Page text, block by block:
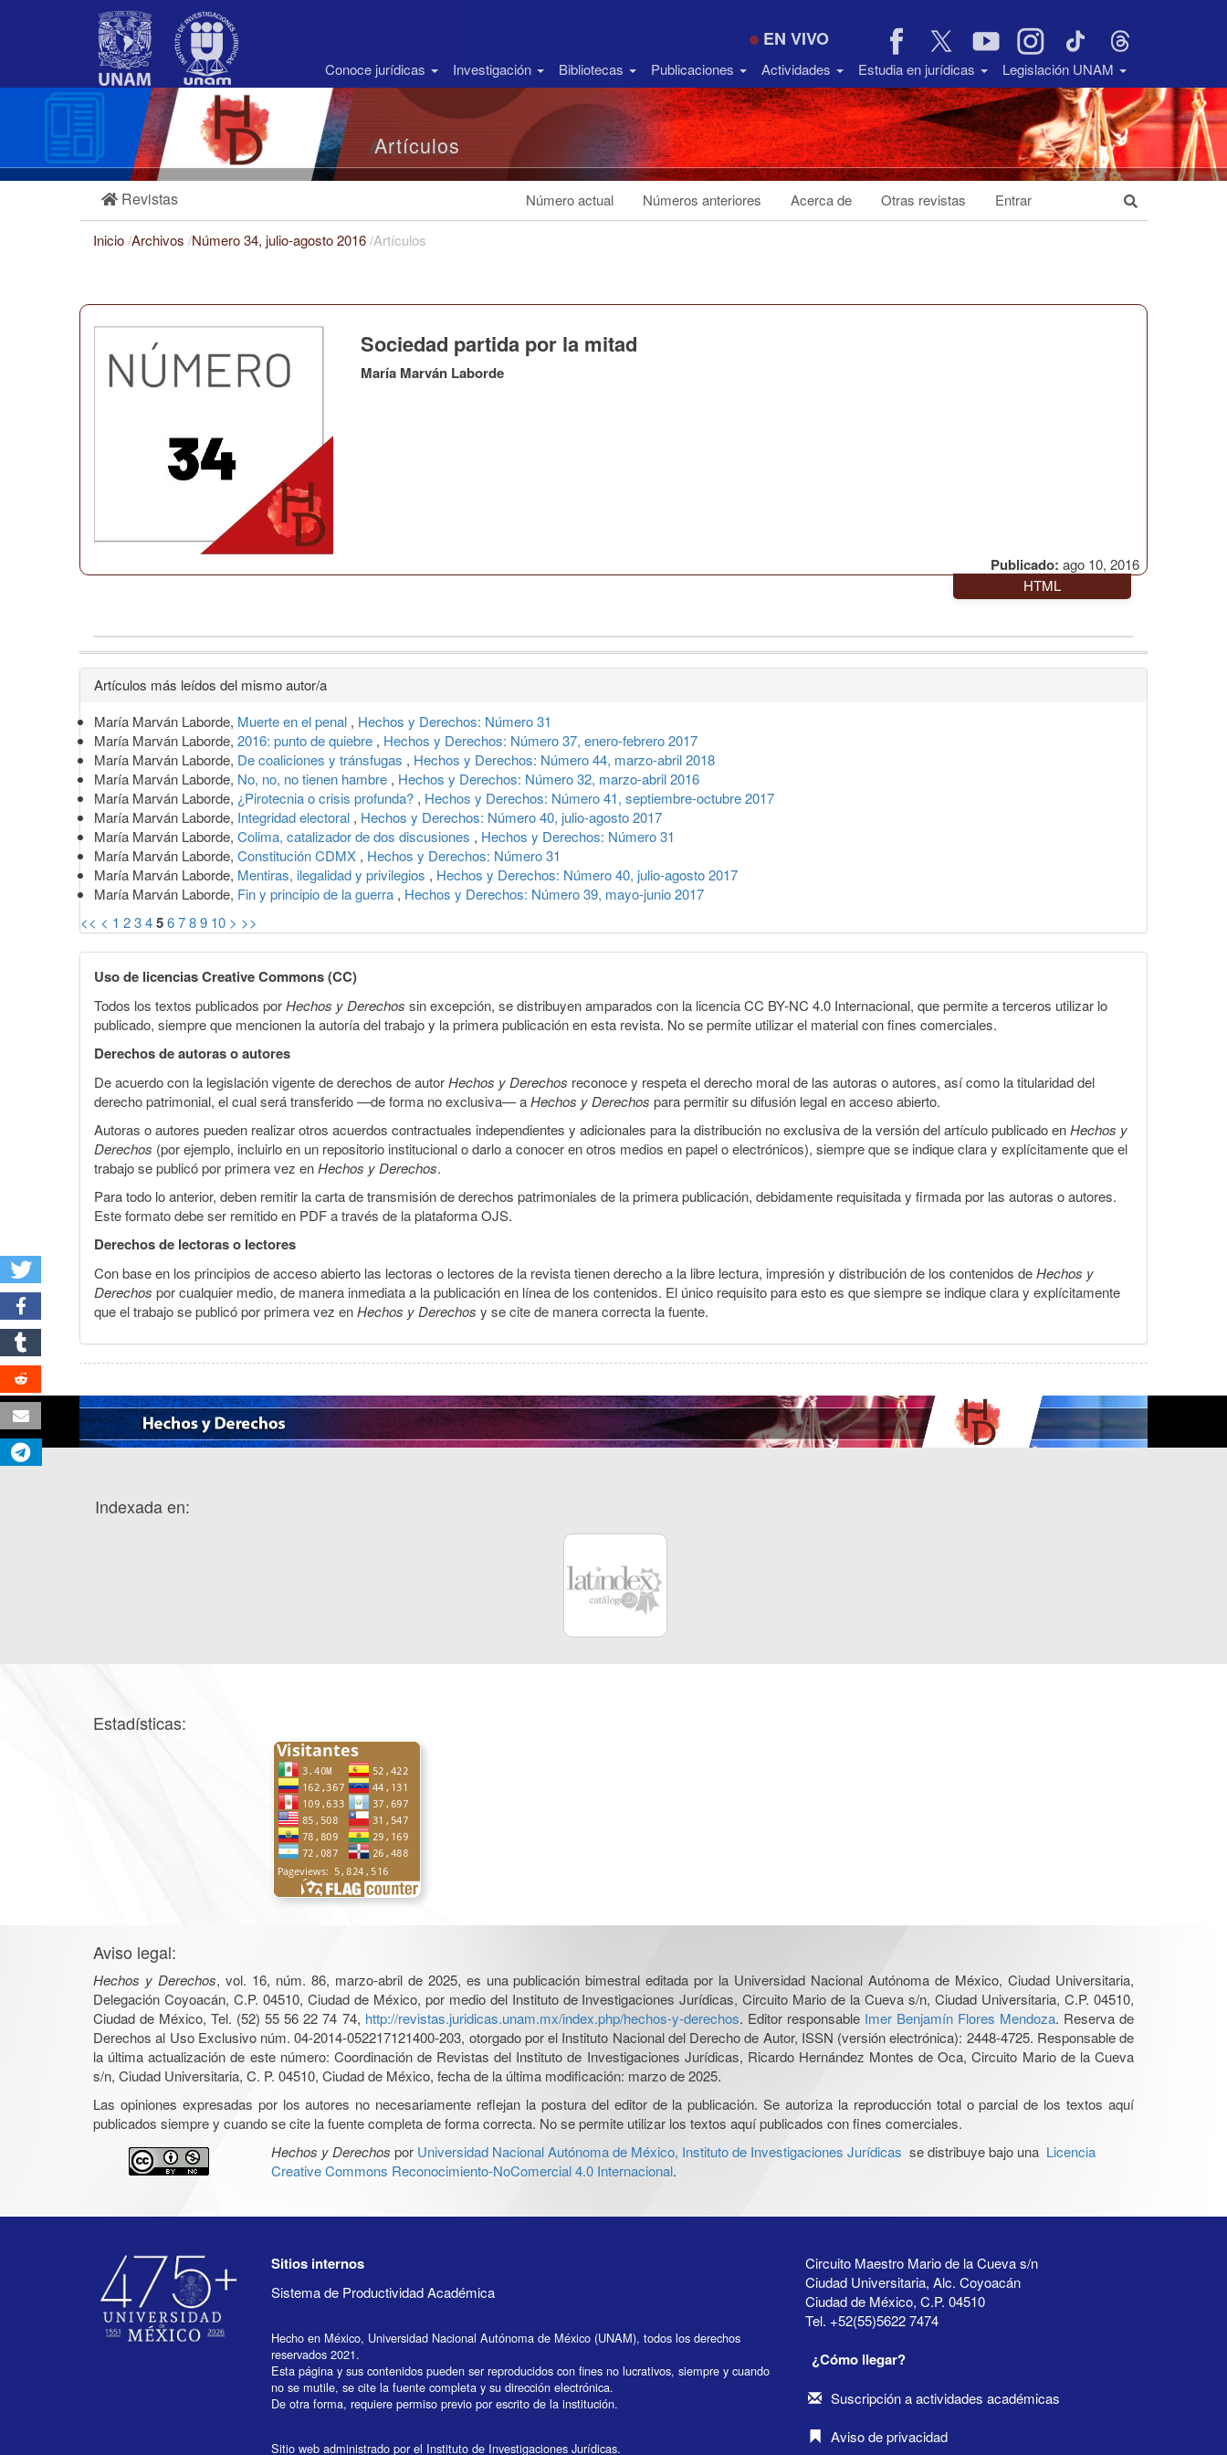
Barra
EN VIVO
Conoce jurídicas Investigación Bibliotecas Publicaciones Actividades Estudia en jurídicas Legislación UNAM
Artículos
Revistas Número actual Números anteriores Acerca de Otras revistas Entrar
Inicio/Archivos /Número 34, julio-agosto 2016/Artículos
Publicado: ago 10, 2016
Sociedad partida por la mitad
María Marván Laborde
HTML
Detalles
del
artículo
Artículos más leídos del mismo autor/a
María Marván Laborde, Muerte en el penal , Hechos y Derechos: Número 31
María Marván Laborde, 2016: punto de quiebre , Hechos y Derechos: Número 37, enero-febrero 2017
María Marván Laborde, De coaliciones y tránsfugas , Hechos y Derechos: Número 44, marzo-abril 2018
María Marván Laborde, No, no, no tienen hambre , Hechos y Derechos: Número 32, marzo-abril 2016
María Marván Laborde, ¿Pirotecnia o crisis profunda? , Hechos y Derechos: Número 41, septiembre-octubre 2017
María Marván Laborde, Integridad electoral , Hechos y Derechos: Número 40, julio-agosto 2017
María Marván Laborde, Colima, catalizador de dos discusiones , Hechos y Derechos: Número 31
María Marván Laborde, Constitución CDMX , Hechos y Derechos: Número 31
María Marván Laborde, Mentiras, ilegalidad y privilegios , Hechos y Derechos: Número 40, julio-agosto 2017
María Marván Laborde, Fin y principio de la guerra , Hechos y Derechos: Número 39, mayo-junio 2017
<< < 1 23456789 10 > >>
Uso de licencias Creative Commons (CC)
Todos los textos publicados porHechos y Derechos sin excepción, se distribuyen amparados con la licencia CC BY-NC 4.0 Internacional, que permite a terceros utilizar lo
publicado, siempre que mencionen la autoría del trabajo y la primera publicación en esta revista. No se permite utilizar el material con fines comerciales.
Derechos de autoras o autores
De acuerdo con la legislación vigente de derechos de autorHechos y Derechos reconoce y respeta el derecho moral de las autoras o autores, así como la titularidad del
derecho patrimonial, el cual será transferido —de forma no exclusiva— aHechos y Derechos para permitir su difusión legal en acceso abierto.
Autoras o autores pueden realizar otros acuerdos contractuales independientes y adicionales para la distribución no exclusiva de la versión del artículo publicado enHechos y
Derechos (por ejemplo, incluirlo en un repositorio institucional o darlo a conocer en otros medios en papel o electrónicos), siempre que se indique clara y explícitamente que el
trabajo se publicó por primera vez enHechos y Derechos.
Para todo lo anterior, deben remitir la carta de transmisión de derechos patrimoniales de la primera publicación, debidamente requisitada y firmada por las autoras o autores.
Este formato debe ser remitido en PDF a través de la plataforma OJS.
Derechos de lectoras o lectores
Con base en los principios de acceso abierto las lectoras o lectores de la revista tienen derecho a la libre lectura, impresión y distribución de los contenidos deHechos y
Derechos por cualquier medio, de manera inmediata a la publicación en línea de los contenidos. El único requisito para esto es que siempre se indique clara y explícitamente
que el trabajo se publicó por primera vez enHechos y Derechos y se cite de manera correcta la fuente.
Indexada en:
Estadísticas:
Aviso legal:
Hechos y Derechos, vol. 16, núm. 86, marzo-abril de 2025, es una publicación bimestral editada por la Universidad Nacional Autónoma de México, Ciudad Universitaria,
Delegación Coyoacán, C.P. 04510, Ciudad de México, por medio del Instituto de Investigaciones Jurídicas, Circuito Mario de la Cueva s/n, Ciudad Universitaria, C.P. 04510,
Ciudad de México, Tel. (52) 55 56 22 74 74, http://revistas.juridicas.unam.mx/index.php/hechos-y-derechos. Editor responsable Imer Benjamín Flores Mendoza. Reserva de
Derechos al Uso Exclusivo núm. 04-2014-052217121400-203, otorgado por el Instituto Nacional del Derecho de Autor, ISSN (versión electrónica): 2448-4725. Responsable de
la última actualización de este número: Coordinación de Revistas del Instituto de Investigaciones Jurídicas, Ricardo Hernández Montes de Oca, Circuito Mario de la Cueva
s/n, Ciudad Universitaria, C. P. 04510, Ciudad de México, fecha de la última modificación: marzo de 2025.
Las opiniones expresadas por los autores no necesariamente reflejan la postura del editor de la publicación. Se autoriza la reproducción total o parcial de los textos aquí
publicados siempre y cuando se cite la fuente completa de forma correcta. No se permite utilizar los textos aquí publicados con fines comerciales.
Hechos y Derechos por Universidad Nacional Autónoma de México, Instituto de Investigaciones Jurídicas se distribuye bajo una Licencia
Creative Commons Reconocimiento-NoComercial 4.0 Internacional.
Sitios internos
Sistema de Productividad Académica
Hecho en México, Universidad Nacional Autónoma de México (UNAM), todos los derechos
reservados 2021.
Esta página y sus contenidos pueden ser reproducidos con fines no lucrativos, siempre y cuando
no se mutile, se cite la fuente completa y su dirección electrónica.
De otra forma, requiere permiso previo por escrito de la institución.
Sitio web administrado por el Instituto de Investigaciones Jurídicas.
Circuito Maestro Mario de la Cueva s/n
Ciudad Universitaria, Alc. Coyoacán
Ciudad de México, C.P. 04510
Tel. +52(55)5622 7474
¿Cómo llegar?
Suscripción a actividades académicas
Aviso de privacidad